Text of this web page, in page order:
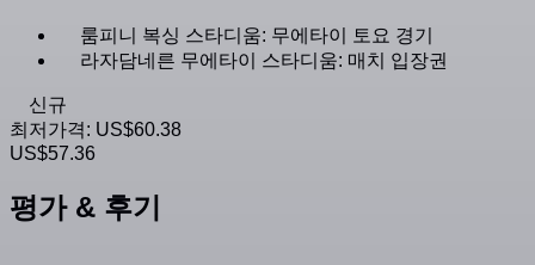
룸피니 복싱 스타디움: 무에타이 토요 경기
라자담네른 무에타이 스타디움: 매치 입장권
신규
최저가격: US$60.38
US$57.36
평가 & 후기